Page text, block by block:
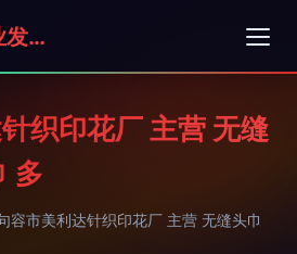
上海百强朗臣实业发展有限公司
织印花厂 主营 无缝
多
容市美利达针织印花厂 主营 无缝头巾